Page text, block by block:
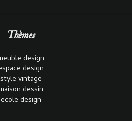
Thèmes
design
design
style vintage
dessin
ecole design